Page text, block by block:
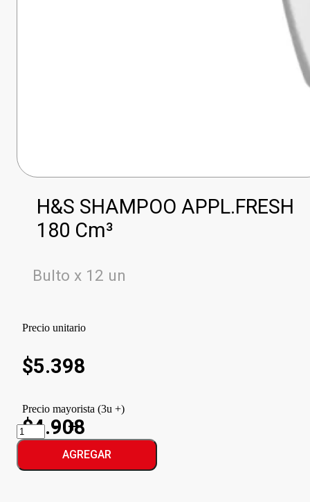
H&S SHAMPOO APPL.FRESH
180 Cm³
Bulto x 12 un
Precio unitario
$5.398
Precio mayorista (3u +)
$4.908
H&S
SHAMPOO
APPL.FRESHAGREGAR